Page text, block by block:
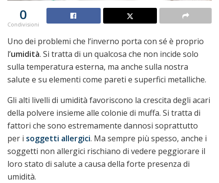
0
Condivisioni
Uno dei problemi che l‘inverno porta con sé è proprio
l’umidità. Si tratta di un qualcosa che non incide solo
sulla temperatura esterna, ma anche sulla nostra
salute e su elementi come pareti e superfici metalliche.
Gli alti livelli di umidità favoriscono la crescita degli acari
della polvere insieme alle colonie di muffa. Si tratta di
fattori che sono estremamente dannosi soprattutto
per i soggetti allergici. Ma sempre più spesso, anche i
soggetti non allergici rischiano di vedere peggiorare il
loro stato di salute a causa della forte presenza di
umidità.